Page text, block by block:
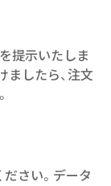
提示いたしま
ましたら、注文
さい。データ